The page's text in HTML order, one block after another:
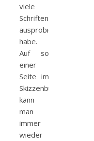
viele
Schriften
ausprobiert
habe.
Auf so
einer
Seite im
Skizzenbuch
kann
man
immer
wieder